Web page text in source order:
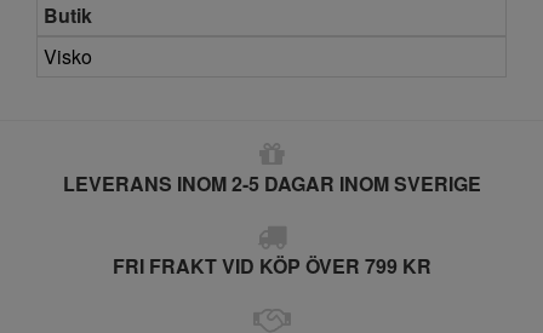
Butik
Visko
LEVERANS INOM 2-5 DAGAR INOM SVERIGE
FRI FRAKT VID KÖP ÖVER 799 KR